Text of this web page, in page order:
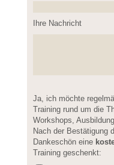
empty.
Ihre Nachricht
leave
this
field
empty.
Ja, ich möchte
Training rund um die
Workshops,
Nach der Bestätigung
Dankeschön eine
Training geschenkt: